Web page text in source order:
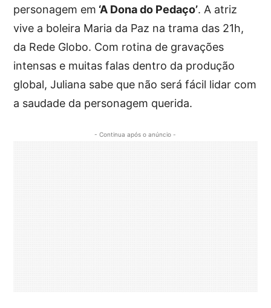
personagem em ‘A Dona do Pedaço’. A atriz
vive a boleira Maria da Paz na trama das 21h,
da Rede Globo. Com rotina de gravações
intensas e muitas falas dentro da produção
global, Juliana sabe que não será fácil lidar com
a saudade da personagem querida.
- Continua após o anúncio -